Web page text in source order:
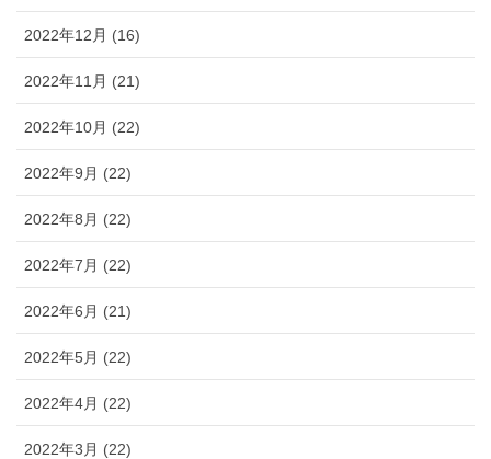
2022年12月 (16)
2022年11月 (21)
2022年10月 (22)
2022年9月 (22)
2022年8月 (22)
2022年7月 (22)
2022年6月 (21)
2022年5月 (22)
2022年4月 (22)
2022年3月 (22)